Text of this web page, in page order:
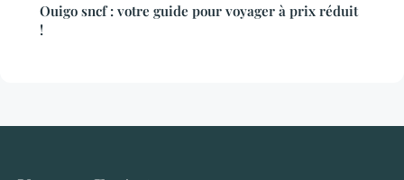
Ouigo sncf : votre guide pour voyager à prix réduit
!